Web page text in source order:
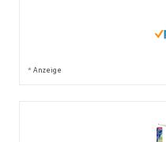
* Anzeige